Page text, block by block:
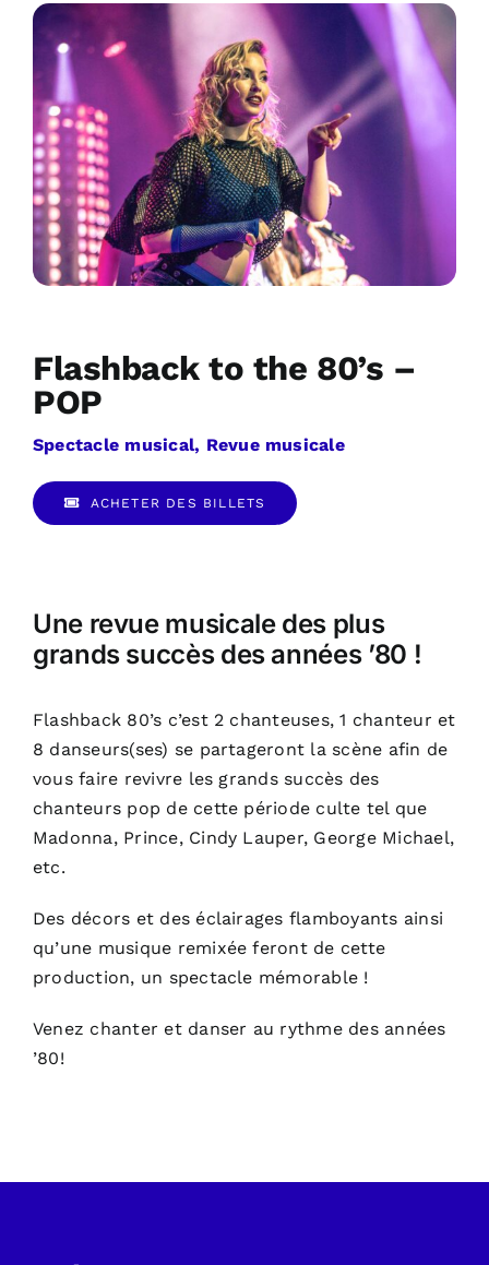
Flashback to the 80’s –
POP
Spectacle musical, Revue musicale
ACHETER DES BILLETS
Une revue musicale des plus
grands succès des années ’80 !
Flashback 80’s c’est 2 chanteuses, 1 chanteur et
8 danseurs(ses) se partageront la scène afin de
vous faire revivre les grands succès des
chanteurs pop de cette période culte tel que
Madonna, Prince, Cindy Lauper, George Michael,
etc.
Des décors et des éclairages flamboyants ainsi
qu’une musique remixée feront de cette
production, un spectacle mémorable !
Venez chanter et danser au rythme des années
’80!